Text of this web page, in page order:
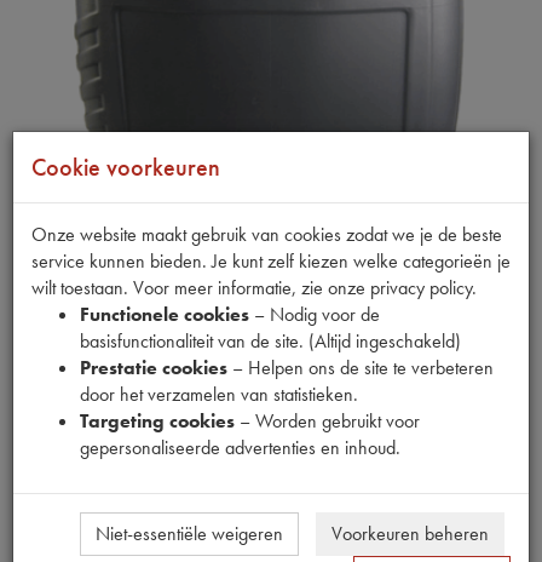
Fabrikant
Productnummer
1910065
Dit product kan op dit moment niet besteld worden
Cookie voorkeuren
Onze website maakt gebruik van cookies zodat we je de beste
service kunnen bieden. Je kunt zelf kiezen welke categorieën je
wilt toestaan. Voor meer informatie, zie onze privacy policy.
Functionele cookies – Nodig voor de
basisfunctionaliteit van de site. (Altijd ingeschakeld)
Prestatie cookies – Helpen ons de site te verbeteren
door het verzamelen van statistieken.
Targeting cookies – Worden gebruikt voor
gepersonaliseerde advertenties en inhoud.
Niet-essentiële weigeren
Voorkeuren beheren